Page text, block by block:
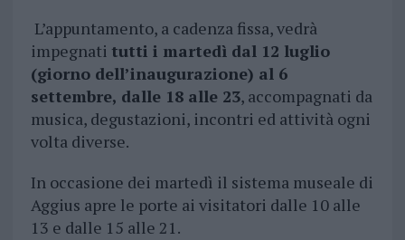
L’appuntamento, a cadenza fissa, vedrà
impegnati tutti i martedì dal 12 luglio
(giorno dell’inaugurazione) al 6
settembre, dalle 18 alle 23, accompagnati da
musica, degustazioni, incontri ed attività ogni
volta diverse.
In occasione dei martedì il sistema museale di
Aggius apre le porte ai visitatori dalle 10 alle
13 e dalle 15 alle 21.